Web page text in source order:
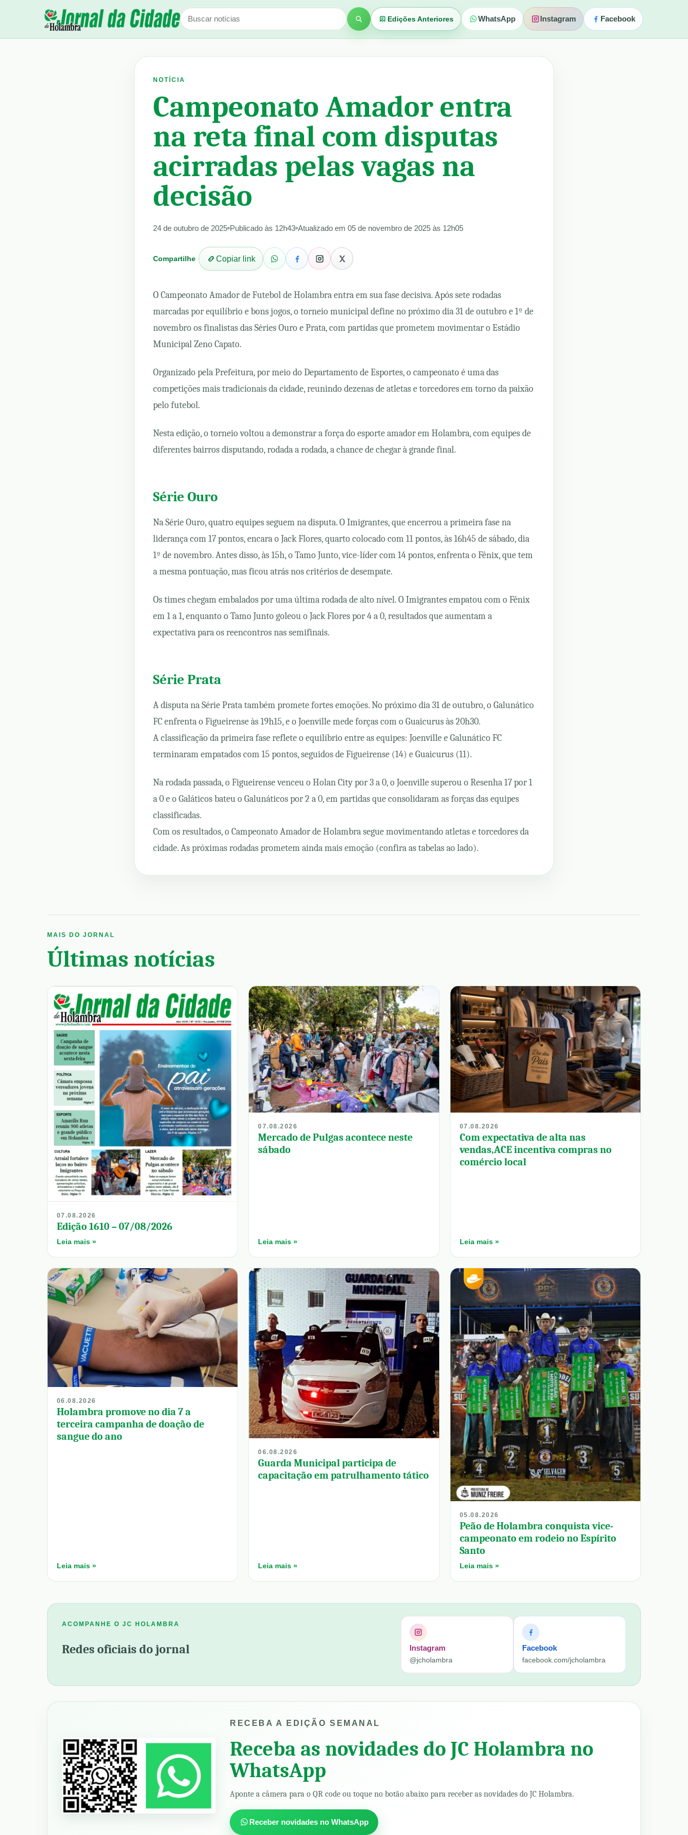
Buscar Edições Anteriores WhatsApp Instagram Facebook
NOTÍCIA
Campeonato Amador entra
na reta final com disputas
acirradas pelas vagas na
decisão
24 de outubro de 2025 Publicado às 12h43 Atualizado em 05 de novembro de 2025 às 12h05
Compartilhe Copiar link
O Campeonato Amador de Futebol de Holambra entra em sua fase decisiva. Após sete rodadas
marcadas por equilíbrio e bons jogos, o torneio municipal define no próximo dia 31 de outubro e 1º de
novembro os finalistas das Séries Ouro e Prata, com partidas que prometem movimentar o Estádio
Municipal Zeno Capato.
Organizado pela Prefeitura, por meio do Departamento de Esportes, o campeonato é uma das
competições mais tradicionais da cidade, reunindo dezenas de atletas e torcedores em torno da paixão
pelo futebol.
Nesta edição, o torneio voltou a demonstrar a força do esporte amador em Holambra, com equipes de
diferentes bairros disputando, rodada a rodada, a chance de chegar à grande final.
Série Ouro
Na Série Ouro, quatro equipes seguem na disputa. O Imigrantes, que encerrou a primeira fase na
liderança com 17 pontos, encara o Jack Flores, quarto colocado com 11 pontos, às 16h45 de sábado, dia
1º de novembro. Antes disso, às 15h, o Tamo Junto, vice-líder com 14 pontos, enfrenta o Fênix, que tem
a mesma pontuação, mas ficou atrás nos critérios de desempate.
Os times chegam embalados por uma última rodada de alto nível. O Imigrantes empatou com o Fênix
em 1 a 1, enquanto o Tamo Junto goleou o Jack Flores por 4 a 0, resultados que aumentam a
expectativa para os reencontros nas semifinais.
Série Prata
A disputa na Série Prata também promete fortes emoções. No próximo dia 31 de outubro, o Galunático
FC enfrenta o Figueirense às 19h15, e o Joenville mede forças com o Guaicurus às 20h30.
A classificação da primeira fase reflete o equilíbrio entre as equipes: Joenville e Galunático FC
terminaram empatados com 15 pontos, seguidos de Figueirense (14) e Guaicurus (11).
Na rodada passada, o Figueirense venceu o Holan City por 3 a 0, o Joenville superou o Resenha 17 por 1
a 0 e o Galáticos bateu o Galunáticos por 2 a 0, em partidas que consolidaram as forças das equipes
classificadas.
Com os resultados, o Campeonato Amador de Holambra segue movimentando atletas e torcedores da
cidade. As próximas rodadas prometem ainda mais emoção (confira as tabelas ao lado).
MAIS DO JORNAL
Últimas notícias
07.08.2026
Edição 1610 – 07/08/2026
Leia mais »
07.08.2026
Mercado de Pulgas acontece neste
sábado
Leia mais »
07.08.2026
Com expectativa de alta nas
vendas,ACE incentiva compras no
comércio local
Leia mais »
06.08.2026
Holambra promove no dia 7 a
terceira campanha de doação de
sangue do ano
Leia mais »
06.08.2026
Guarda Municipal participa de
capacitação em patrulhamento tático
Leia mais »
05.08.2026
Peão de Holambra conquista vice-
campeonato em rodeio no Espírito
Santo
Leia mais »
ACOMPANHE O JC HOLAMBRA
Redes oficiais do jornal Instagram
@jcholambra
Facebook
facebook.com/jcholambra
RECEBA A EDIÇÃO SEMANAL
Receba as novidades do JC Holambra no
WhatsApp
Aponte a câmera para o QR code ou toque no botão abaixo para receber as novidades do JC Holambra.
Receber novidades no WhatsApp